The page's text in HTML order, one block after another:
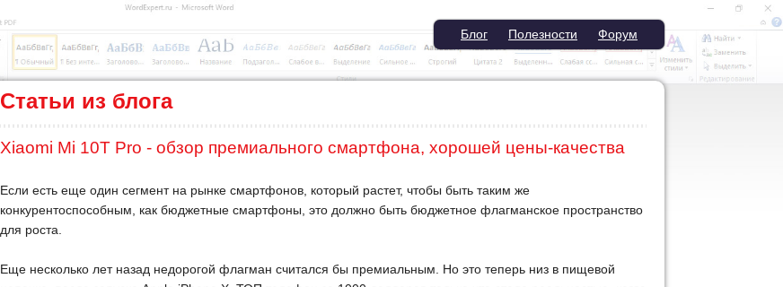
Блог Полезности Форум
Статьи из блога
Xiaomi Mi 10T Pro - обзор премиального смартфона, хорошей цены-качества
Если есть еще один сегмент на рынке смартфонов, который растет, чтобы быть таким же
конкурентоспособным, как бюджетные смартфоны, это должно быть бюджетное флагманское пространство
для роста.
Еще несколько лет назад недорогой флагман считался бы премиальным. Но это теперь низ в пищевой